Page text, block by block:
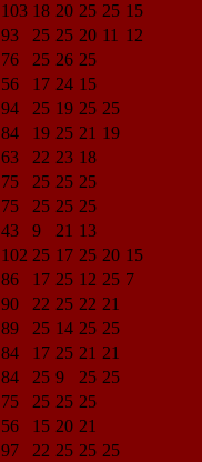
103 18 20 25 25 15
93 25 25 20 11 12
76 25 26 25
56 17 24 15
94 25 19 25 25
84 19 25 21 19
63 22 23 18
75 25 25 25
75 25 25 25
43 9 21 13
102 25 17 25 20 15
86 17 25 12 25 7
90 22 25 22 21
89 25 14 25 25
84 17 25 21 21
84 25 9 25 25
75 25 25 25
56 15 20 21
97 22 25 25 25